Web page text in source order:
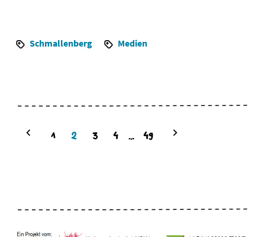
Schmallenberg Medien
1 2 3 4 … 49